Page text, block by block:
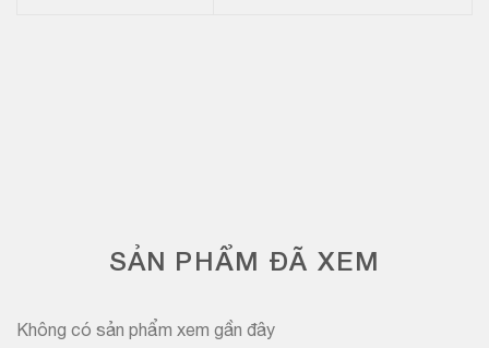
SẢN PHẨM ĐÃ XEM
Không có sản phẩm xem gần đây